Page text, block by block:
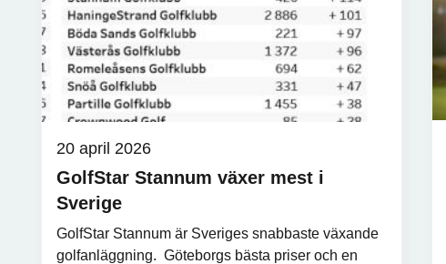
20 april 2026
GolfStar Stannum växer mest i
Sverige
GolfStar Stannum är Sveriges snabbaste växande
golfanläggning. Göteborgs bästa priser och en